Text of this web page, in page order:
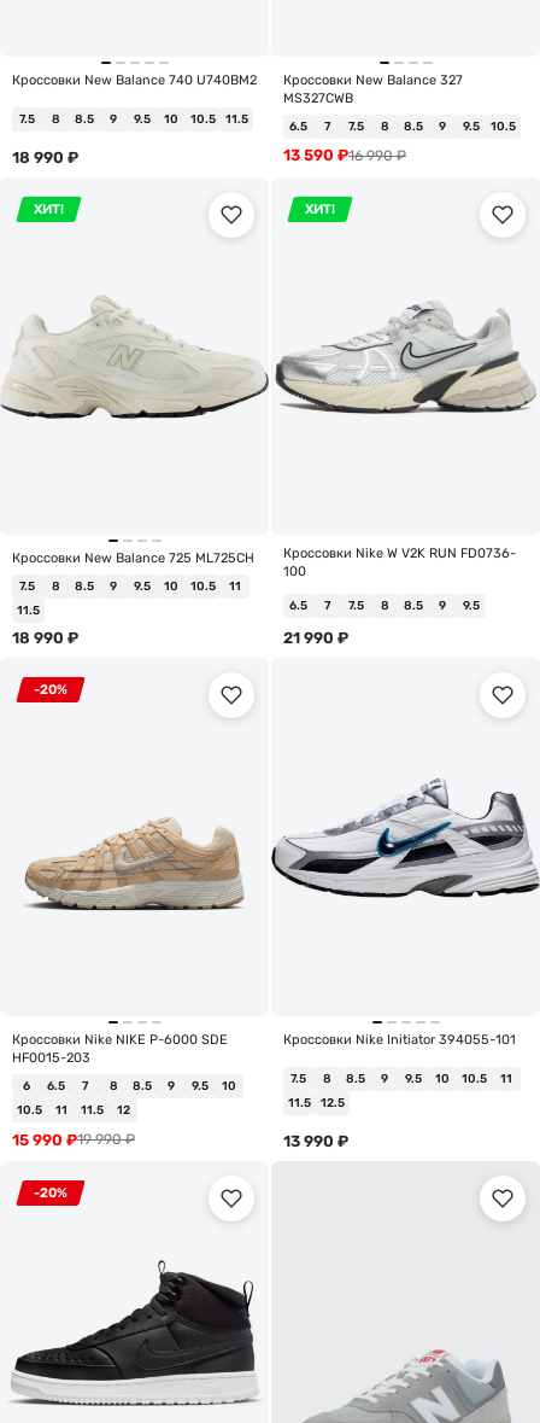
Кроссовки New Balance 740 U740BM2
7.5 8 8.5 9 9.5 10 10.5 11.5
18 990 ₽
Кроссовки New Balance 327
MS327CWB
6.5 7 7.5 8 8.5 9 9.5 10.5
16 990₽
13 590 ₽
ХИТ!
Кроссовки New Balance 725 ML725CH
7.5 8 8.5 9 9.5 10 10.5
11
11.5
18 990 ₽
ХИТ!
Кроссовки Nike W V2K RUN FD0736-
100
6.5 7 7.5 8 8.5 9 9.5
21 990 ₽
-20%
Кроссовки Nike NIKE P-6000 SDE
HF0015-203
6 6.5 7 8 8.5 9 9.5
10
10.5
11 11.5 12
19 990₽
15 990 ₽
Кроссовки Nike Initiator 394055-101
7.5 8 8.5 9 9.5 10 10.5
11
11.5
12.5
13 990 ₽
-20%